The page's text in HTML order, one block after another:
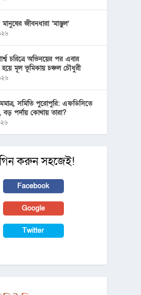
জীবনধারা ‘মাস্তুল’
চরিত্রে অভিনয়ের পর এবার
মূল ভূমিকায় চঞ্চল চৌধুরী
সমিতি পুরোপুরি: এফডিসিতে
পর্দায় কোথায় তারা?
করুন সহজেই!
Facebook
Google
Twitter